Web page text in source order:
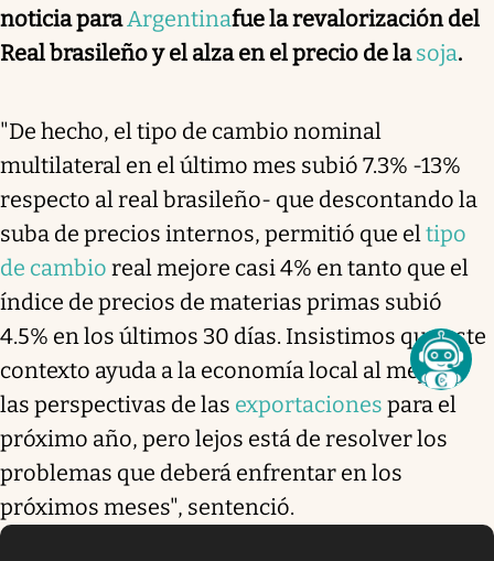
noticia paraArgentinafue la revalorización del
Real brasileño y el alza en el precio de lasoja.
"De hecho, el tipo de cambio nominal
multilateral en el último mes subió 7.3% -13%
respecto al real brasileño- que descontando la
suba de precios internos, permitió que eltipo
de cambio real mejore casi 4% en tanto que el
índice de precios de materias primas subió
4.5% en los últimos 30 días. Insistimos que este
contexto ayuda a la economía local al mejorar
las perspectivas de las exportaciones para el
próximo año, pero lejos está de resolver los
problemas que deberá enfrentar en los
próximos meses", sentenció.